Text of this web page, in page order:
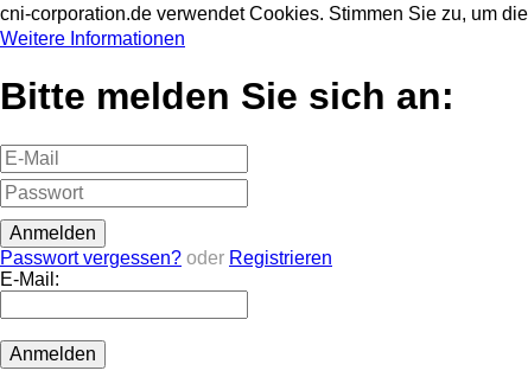
cni-corporation.de verwendet Cookies. Stimmen Sie zu, um
Weitere Informationen
Bitte melden Sie sich an:
Passwort vergessen? oder Registrieren
E-Mail: